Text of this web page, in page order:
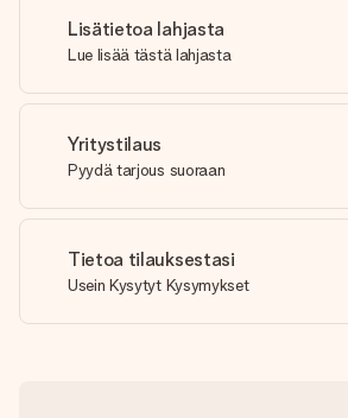
Lisätietoa lahjasta
Lue lisää tästä lahjasta
Yritystilaus
Pyydä tarjous suoraan
Tietoa tilauksestasi
Usein Kysytyt Kysymykset